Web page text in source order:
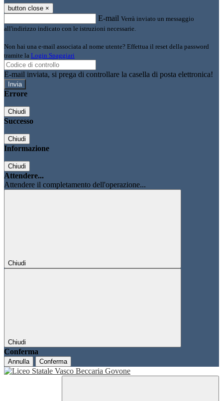
button close ×
E-mail Verrà inviato un messaggio
all'indirizzo indicato con le istruzioni necessarie.
Non hai una e-mail associata al nome utente? Effettua il reset della password
tramite la Login Spaggiari
E-mail inviata, si prega di controllare la casella di posta elettronica!
Errore
Chiudi
Successo
Chiudi
Informazione
Chiudi
Attendere...
Attendere il completamento dell'operazione...
Chiudi
Chiudi
Conferma
Annulla Conferma